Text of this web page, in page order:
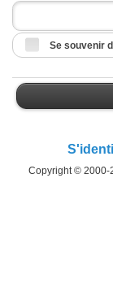
Se souvenir
Copyright © 2000-